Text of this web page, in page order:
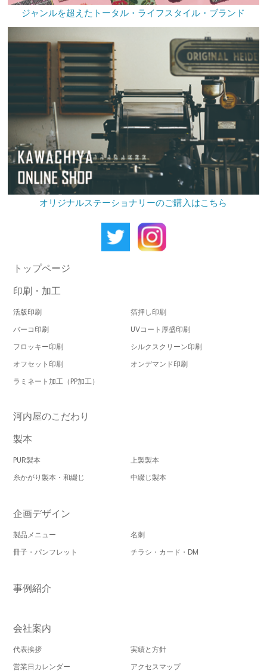
ジャンルを超えたトータル・ライフスタイル・ブランド
オリジナルステーショナリーのご購入はこちら
トップページ
印刷・加工
活版印刷
箔押し印刷
バーコ印刷
UVコート厚盛印刷
フロッキー印刷
シルクスクリーン印刷
オフセット印刷
オンデマンド印刷
ラミネート加工（PP加工）
河内屋のこだわり
製本
PUR製本
上製製本
糸かがり製本・和綴じ
中綴じ製本
企画デザイン
製品メニュー
名刺
冊子・パンフレット
チラシ・カード・DM
事例紹介
会社案内
代表挨拶
実績と方針
営業日カレンダー
アクセスマップ